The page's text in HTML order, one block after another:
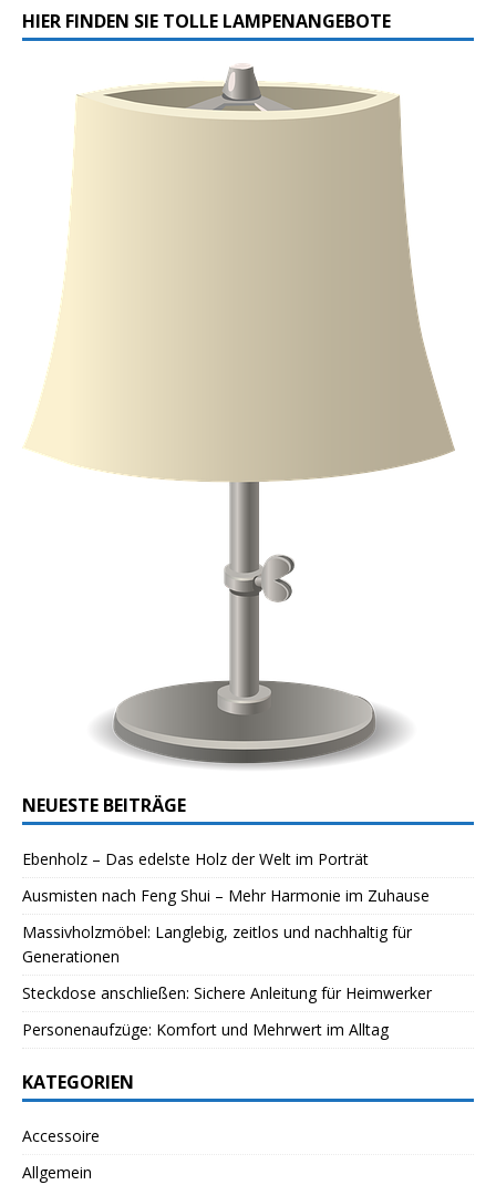
HIER FINDEN SIE TOLLE LAMPENANGEBOTE
NEUESTE BEITRÄGE
Ebenholz – Das edelste Holz der Welt im Porträt
Ausmisten nach Feng Shui – Mehr Harmonie im Zuhause
Massivholzmöbel: Langlebig, zeitlos und nachhaltig für
Generationen
Steckdose anschließen: Sichere Anleitung für Heimwerker
Personenaufzüge: Komfort und Mehrwert im Alltag
KATEGORIEN
Accessoire
Allgemein